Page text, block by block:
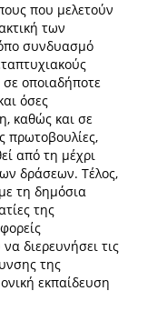
που μελετούν
των
συνδυασμό
οποιαδήποτε
όσες
καθώς και σε
πρωτοβουλίες,
από τη μέχρι
δράσεων. Τέλος,
τη δημόσια
της
διερευνήσει τις
της
εκπαίδευση